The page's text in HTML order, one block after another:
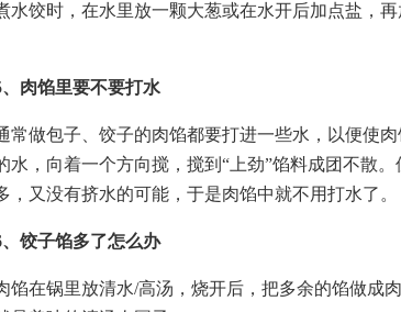
水饺时，在水里放一颗大葱或在水开后加点盐，
、肉馅里要不要打水
常做包子、饺子的肉馅都要打进一些水，以便使
水，向着一个方向搅，搅到“上劲”馅料成团不散
，又没有挤水的可能，于是肉馅中就不用打水了。
、饺子馅多了怎么办
馅在锅里放清水/高汤，烧开后，把多余的馅做成